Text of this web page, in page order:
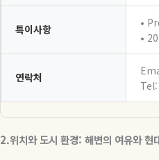
특이사항
•
•
연락처
2.위치와 도시 환경: 해변의 여유와 현